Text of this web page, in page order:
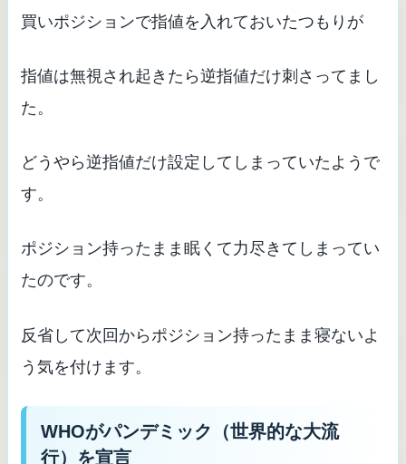
買いポジションで指値を入れておいたつもりが
指値は無視され起きたら逆指値だけ刺さってまし
た。
どうやら逆指値だけ設定してしまっていたようで
す。
ポジション持ったまま眠くて力尽きてしまってい
たのです。
反省して次回からポジション持ったまま寝ないよ
う気を付けます。
WHOがパンデミック（世界的な大流
行）を宣言